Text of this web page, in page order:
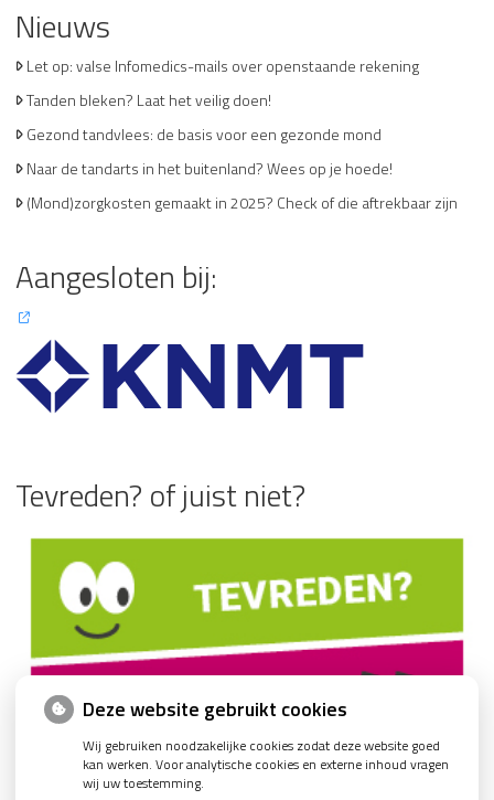
Nieuws
Let op: valse Infomedics-mails over openstaande rekening
Tanden bleken? Laat het veilig doen!
Gezond tandvlees: de basis voor een gezonde mond
Naar de tandarts in het buitenland? Wees op je hoede!
(Mond)zorgkosten gemaakt in 2025? Check of die aftrekbaar zijn
Aangesloten bij:
Tevreden? of juist niet?
Deze website gebruikt cookies
Wij gebruiken noodzakelijke cookies zodat deze website goed
kan werken. Voor analytische cookies en externe inhoud vragen
wij uw toestemming.